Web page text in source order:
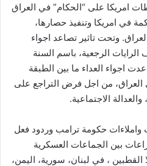
امريكا على “الحكام” في العراق
في امريكا وتنفيذ حصارها،
وتحت تاثير تصاعد اجواء
الرجعية، باسم السنة
اجواء العداء ما بين الطبقة
العراق، من اجل فرض التراجع على
الاجتماعية.
واملاءات حكومة ترامب وردود فعل
بين الجماعات العسكرية
القطبين ، في لبنان، سورية، اليمن،